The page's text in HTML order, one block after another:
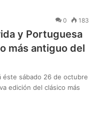
0 183
y Portuguesa
más antiguo del
éste sábado 26 de octubre
edición del clásico más